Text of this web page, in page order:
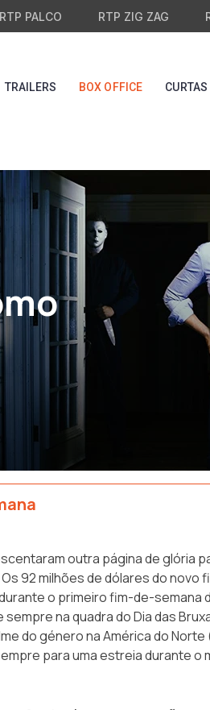
RTP PALCO RTP ZIG ZAG
TRAILERS BOX OFFICE CURTAS
outra página de glória
92 milhões de dólares do novo
o primeiro fim-de-semana
na quadra do Dia das
do género na América do Norte
para uma estreia durante o